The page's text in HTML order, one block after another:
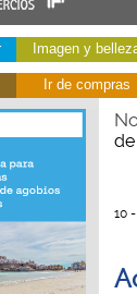
Imagen y
Ir de compras
10